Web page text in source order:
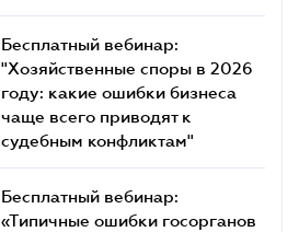
Бесплатный вебинар:
"Хозяйственные споры в 2026
году: какие ошибки бизнеса
чаще всего приводят к
судебным конфликтам"
Бесплатный вебинар:
«Типичные ошибки госорганов